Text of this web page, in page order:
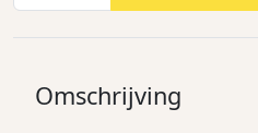
Omschrijving